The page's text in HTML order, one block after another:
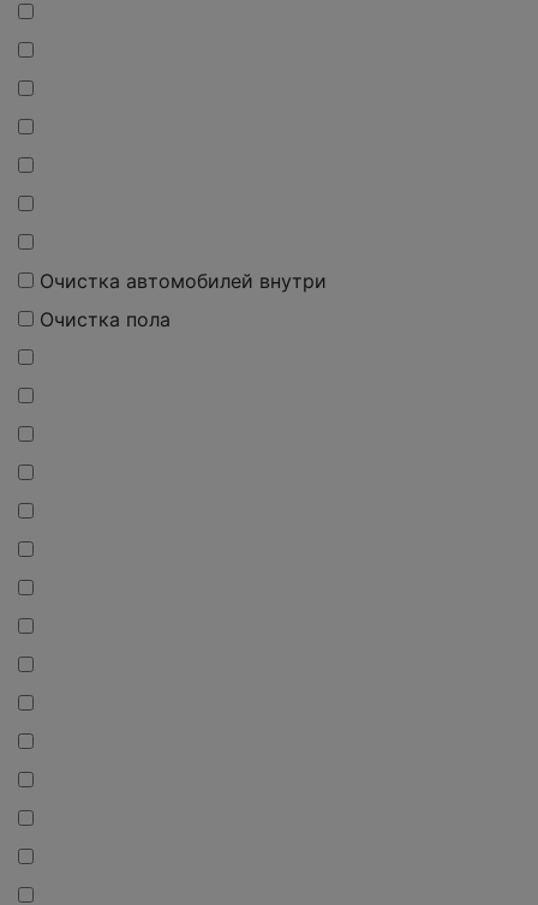
Очистка автомобилей внутри
Очистка пола